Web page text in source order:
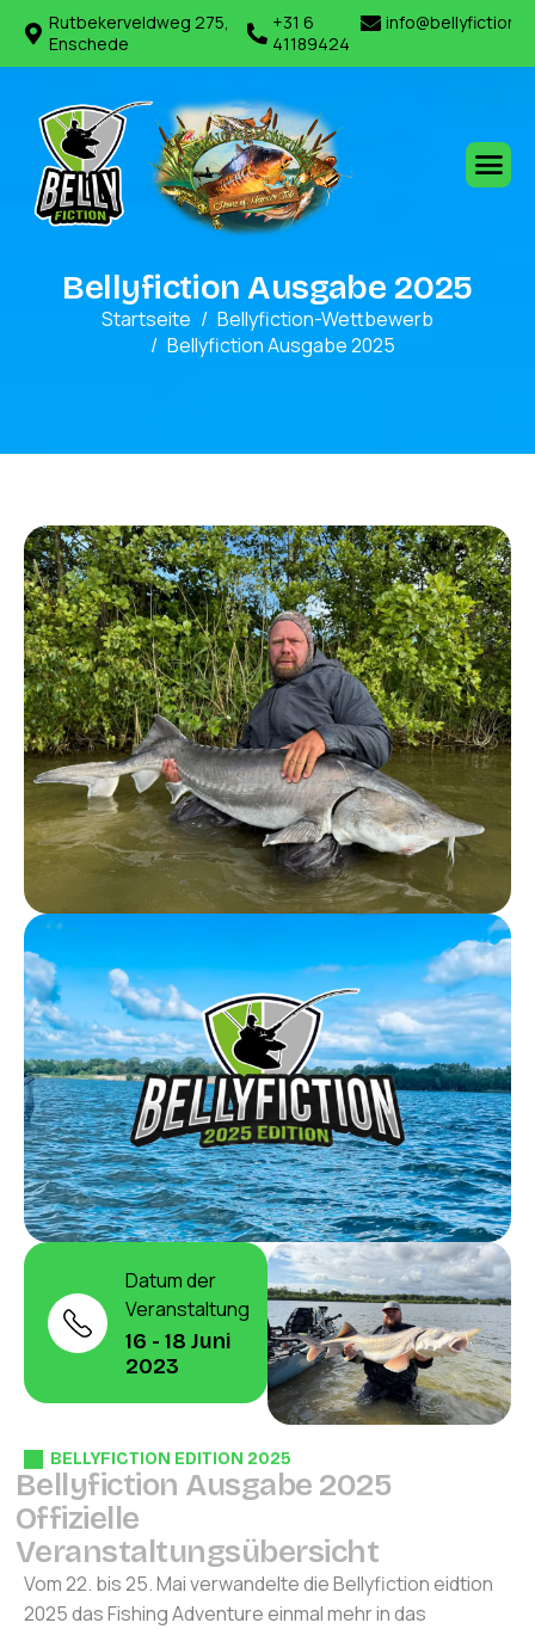
Rutbekerveldweg 275,
Enschede
+31 6
41189424
Bellyfiction Ausgabe 2025
Startseite
Bellyfiction-Wettbewerb
Bellyfiction Ausgabe 2025
Datum der
Veranstaltung
16 - 18 Juni
2023
BELLYFICTION EDITION 2025
Bellyfiction Ausgabe 2025
Offizielle
Veranstaltungsübersicht
Vom 22. bis 25. Mai verwandelte die Bellyfiction eidtion
2025 das Fishing Adventure einmal mehr in das